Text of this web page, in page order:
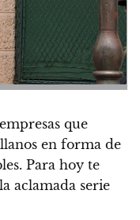
que
en forma de
Para hoy te
aclamada serie